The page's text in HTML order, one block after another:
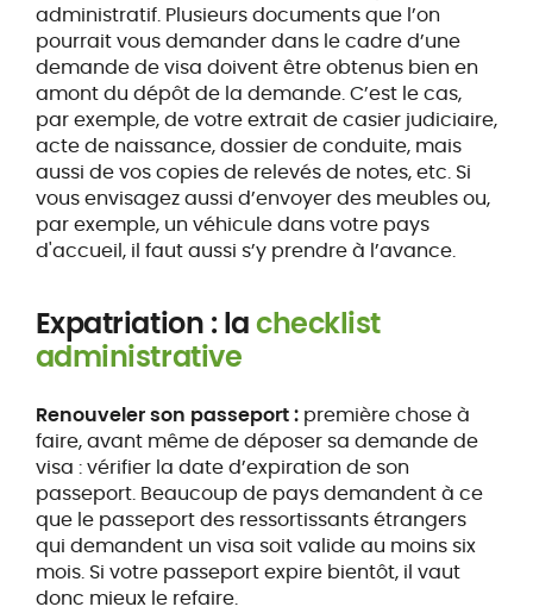
administratif. Plusieurs documents que l’on
pourrait vous demander dans le cadre d’une
demande de visa doivent être obtenus bien en
amont du dépôt de la demande. C’est le cas,
par exemple, de votre extrait de casier judiciaire,
acte de naissance, dossier de conduite, mais
aussi de vos copies de relevés de notes, etc. Si
vous envisagez aussi d’envoyer des meubles ou,
par exemple, un véhicule dans votre pays
d'accueil, il faut aussi s’y prendre à l’avance.
Expatriation : lachecklist
administrative
Renouveler son passeport :première chose à
faire, avant même de déposer sa demande de
visa : vérifier la date d’expiration de son
passeport. Beaucoup de pays demandent à ce
que le passeport des ressortissants étrangers
qui demandent un visa soit valide au moins six
mois. Si votre passeport expire bientôt, il vaut
donc mieux le refaire.